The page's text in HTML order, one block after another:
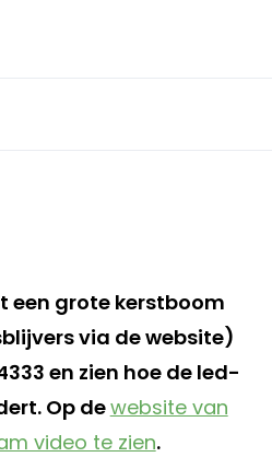
een grote kerstboom
via de website)
4333 en zien hoe de led-
Op dewebsite van
video te zien.